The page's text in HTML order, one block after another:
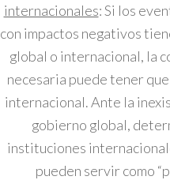
internacionales: Si los
con impactos negativos
global o internacional, la
necesaria puede tener
internacional. Ante la
gobierno global,
instituciones
pueden servir como